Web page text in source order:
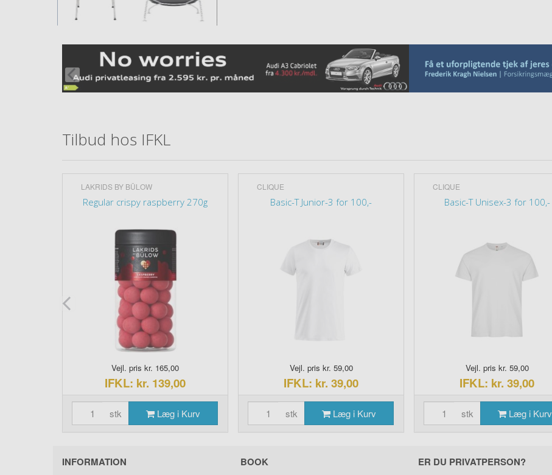
Tilbud hos IFKL
LAKRIDS BY BÜLOW
Regular crispy raspberry 270g
Vejl. pris kr. 165,00
IFKL: kr. 139,00
stk Læg i Kurv
CLIQUE
Basic-T Junior-3 for 100,-
Vejl. pris kr. 59,00
IFKL: kr. 39,00
stk Læg i Kurv
CLIQUE
Basic-T Unisex-3 for 100,-
Vejl. pris kr. 59,00
IFKL: kr. 39,00
stk Læg i Kurv
INFORMATION BOOK ER DU PRIVATPERSON?